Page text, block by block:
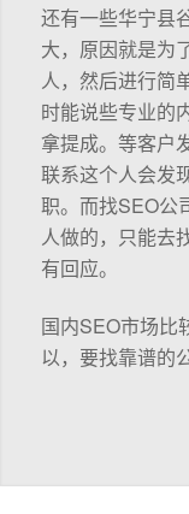
还有一些华宁县
大，原因就是为
人，然后进行简
时能说些专业的
拿提成。等客户
联系这个人会发
职。而找SEO公
人做的，只能去
有回应。
国内SEO市场比
以，要找靠谱的